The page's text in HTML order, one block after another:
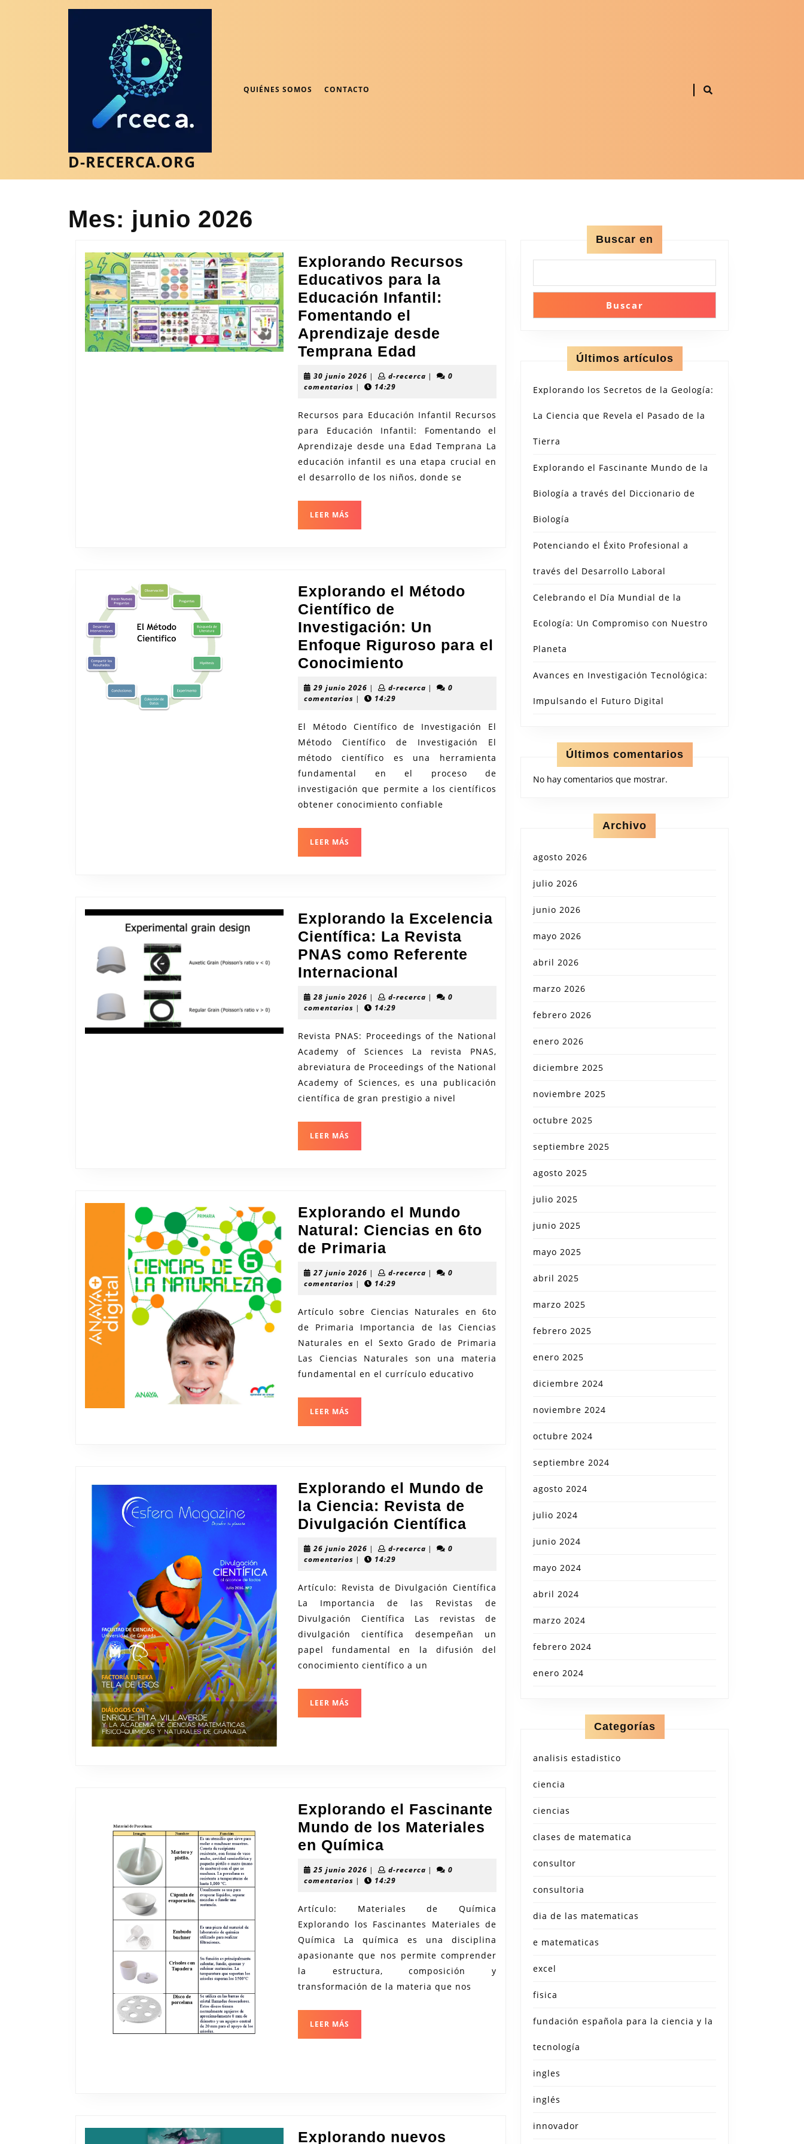
D-RECERCA.ORG
QUIÉNES SOMOS CONTACTO
Mes: junio 2026
Explorando Recursos
Educativos para la
Educación Infantil:
Fomentando el
Aprendizaje desde
Temprana Edad
Recursos
la
Educación
Infantil:
Fomentando
30 junio 2026 30
junio
| d-recerca d-|
0
comentarios | 14:29
Recursos para Educación Infantil Recursos
para Educación Infantil: Fomentando el
Aprendizaje desde una Edad Temprana La
educación infantil es una etapa crucial en
el desarrollo de los niños, donde se
LEER MÁS
Explorando el Método
Científico de
Investigación: Un
Enfoque Riguroso para el
Conocimiento
de
Investigación:
Un
Enfoque
Riguroso
29 junio 2026 29
junio
| d-recerca d-|
0
comentarios | 14:29
El Método Científico de Investigación El
Método Científico de Investigación El
método científico es una herramienta
fundamental en el proceso de
investigación que permite a los científicos
obtener conocimiento confiable
LEER MÁS
Explorando la Excelencia
Científica: La Revista
PNAS como Referente
Internacional
La
Revista
PNAS
como
28 junio 2026 28
junio
| d-recerca d-|
0
comentarios | 14:29
Revista PNAS: Proceedings of the National
Academy of Sciences La revista PNAS,
abreviatura de Proceedings of the National
Academy of Sciences, es una publicación
científica de gran prestigio a nivel
LEER MÁS
Explorando el Mundo
Natural: Ciencias en 6to
de Primaria
Mundo
Ciencias
en
6to
de
27 junio 2026 27
junio
| d-recerca d-|
0
comentarios | 14:29
Artículo sobre Ciencias Naturales en 6to
de Primaria Importancia de las Ciencias
Naturales en el Sexto Grado de Primaria
Las Ciencias Naturales son una materia
fundamental en el currículo educativo
LEER MÁS
Explorando el Mundo de
la Ciencia: Revista de
Divulgación Científica Explorando
la
Ciencia:
Revista
de
26 junio 2026 26
junio
| d-recerca d-|
0
comentarios | 14:29
Artículo: Revista de Divulgación Científica
La Importancia de las Revistas de
Divulgación Científica Las revistas de
divulgación científica desempeñan un
papel fundamental en la difusión del
conocimiento científico a un
LEER MÁS
Explorando el Fascinante
Mundo de los Materiales
en Química
Fascinante
de
los
Materiales
Química
25 junio 2026 25
junio
| d-recerca d-|
0
comentarios | 14:29
Artículo: Materiales de Química
Explorando los Fascinantes Materiales de
Química La química es una disciplina
apasionante que nos permite comprender
la estructura, composición y
transformación de la materia que nos
LEER MÁS
Explorando nuevos
Buscar en
Buscar
Últimos artículos
Explorando los Secretos de la Geología:
La Ciencia que Revela el Pasado de la
Tierra
Explorando el Fascinante Mundo de la
Biología a través del Diccionario de
Biología
Potenciando el Éxito Profesional a
través del Desarrollo Laboral
Celebrando el Día Mundial de la
Ecología: Un Compromiso con Nuestro
Planeta
Avances en Investigación Tecnológica:
Impulsando el Futuro Digital
Últimos comentarios
No hay comentarios que mostrar.
Archivo
agosto 2026
julio 2026
junio 2026
mayo 2026
abril 2026
marzo 2026
febrero 2026
enero 2026
diciembre 2025
noviembre 2025
octubre 2025
septiembre 2025
agosto 2025
julio 2025
junio 2025
mayo 2025
abril 2025
marzo 2025
febrero 2025
enero 2025
diciembre 2024
noviembre 2024
octubre 2024
septiembre 2024
agosto 2024
julio 2024
junio 2024
mayo 2024
abril 2024
marzo 2024
febrero 2024
enero 2024
Categorías
analisis estadistico
ciencia
ciencias
clases de matematica
consultor
consultoria
dia de las matematicas
e matematicas
excel
fisica
fundación española para la ciencia y la
tecnología
ingles
inglés
innovador